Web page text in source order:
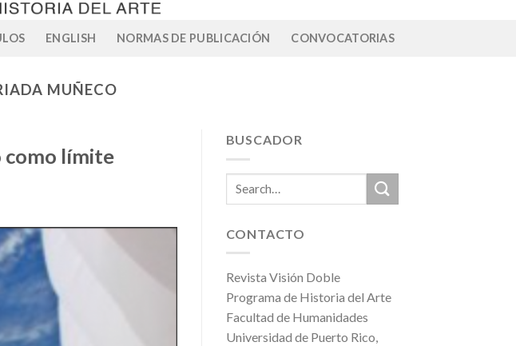
ENGLISH NORMAS DE PUBLICACIÓN CONVOCATORIAS
MUÑECO
como límite
BUSCADOR
CONTACTO
Revista Visión Doble
Programa de Historia del Arte
Facultad de Humanidades
Universidad de Puerto Rico,